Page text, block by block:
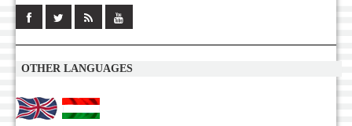
OTHER LANGUAGES